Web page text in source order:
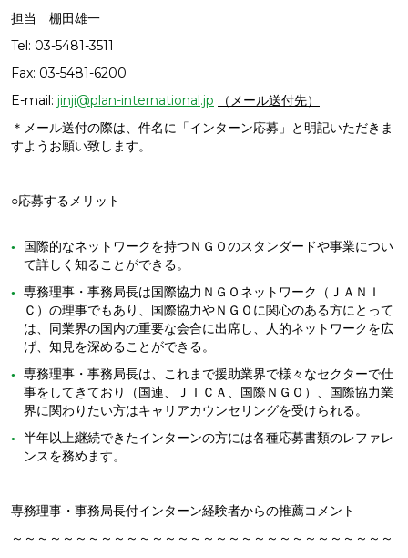
担当 棚田雄一
Tel: 03-5481-3511
Fax: 03-5481-6200
E-mail: jinji@plan-international.jp
（メール送付先）
＊メール送付の際は、件名に「インターン応募」と明記いただきま
すようお願い致します。
○応募するメリット
国際的なネットワークを持つＮＧＯのスタンダードや事業につい
て詳しく知ることができる。
専務理事・事務局長は国際協力ＮＧＯネットワーク（ＪＡＮＩ
Ｃ）の理事でもあり、国際協力やＮＧＯに関心のある方にとって
は、同業界の国内の重要な会合に出席し、人的ネットワークを広
げ、知見を深めることができる。
専務理事・事務局長は、これまで援助業界で様々なセクターで仕
事をしてきており（国連、ＪＩＣＡ、国際ＮＧＯ）、国際協力業
界に関わりたい方はキャリアカウンセリングを受けられる。
半年以上継続できたインターンの方には各種応募書類のレファレ
ンスを務めます。
専務理事・事務局長付インターン経験者からの推薦コメント
～～～～～～～～～～～～～～～～～～～～～～～～～～～～～～